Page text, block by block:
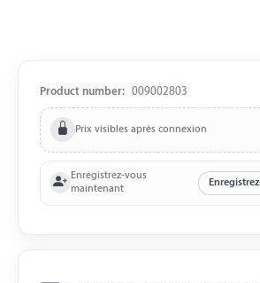
Product number: 009002803
Prix visibles après connexion
Enregistrez-vous
maintenant